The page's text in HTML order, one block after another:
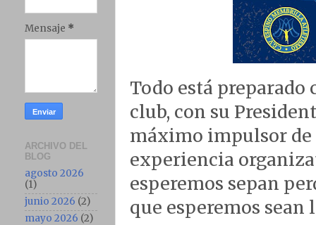
Todo está
club, con su
máximo impulsor de
experiencia
esperemos sepan
que esperemos
Mensaje *
ARCHIVO DEL
BLOG
agosto 2026
(1)
junio 2026 (2)
mayo 2026 (2)